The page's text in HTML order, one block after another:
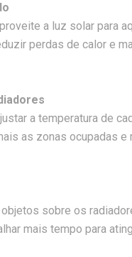
a luz solar para
perdas de calor e
a temperatura de
as zonas ocupadas e
sobre os
mais tempo para